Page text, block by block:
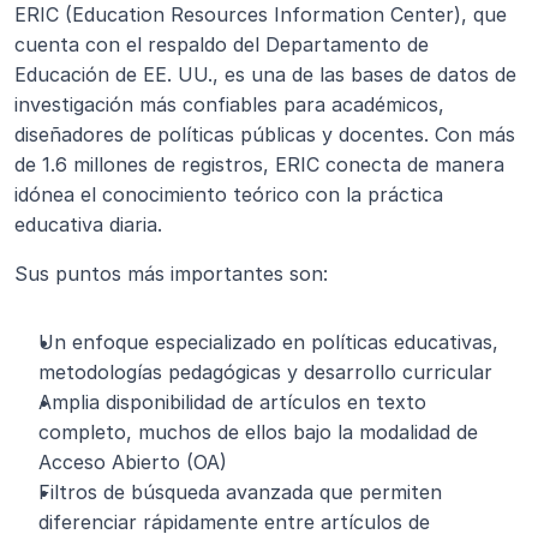
ERIC (Education Resources Information Center), que
cuenta con el respaldo del Departamento de
Educación de EE. UU., es una de las bases de datos de
investigación más confiables para académicos,
diseñadores de políticas públicas y docentes. Con más
de 1.6 millones de registros, ERIC conecta de manera
idónea el conocimiento teórico con la práctica
educativa diaria.
Sus puntos más importantes son:
Un enfoque especializado en políticas educativas,
metodologías pedagógicas y desarrollo curricular
Amplia disponibilidad de artículos en texto
completo, muchos de ellos bajo la modalidad de
Acceso Abierto (OA)
Filtros de búsqueda avanzada que permiten
diferenciar rápidamente entre artículos de